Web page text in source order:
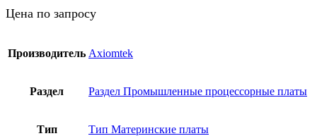
Цена по запросу
Производитель Axiomtek
Раздел Раздел Промышленные процессорные платы
Тип Тип Материнские платы